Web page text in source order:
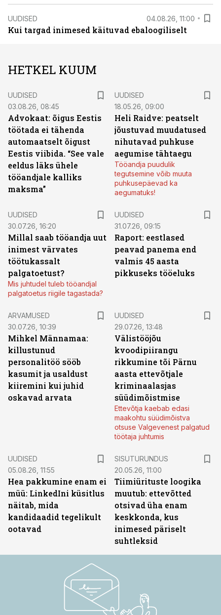
UUDISED 04.08.26, 11:00
Kui targad inimesed käituvad ebaloogiliselt
HETKEL KUUM
UUDISED
03.08.26, 08:45
Advokaat: õigus Eestis
töötada ei tähenda
automaatselt õigust
Eestis viibida. “See vale
eeldus läks ühele
tööandjale kalliks
maksma”
UUDISED
18.05.26, 09:00
Heli Raidve: peatselt
jõustuvad muudatused
nihutavad puhkuse
aegumise tähtaegu
Tööandja puudulik
tegutsemine võib muuta
puhkusepäevad ka
aegumatuks!
UUDISED
30.07.26, 16:20
Millal saab tööandja uut
inimest värvates
töötukassalt
palgatoetust?
Mis juhtudel tuleb tööandjal
palgatoetus riigile tagastada?
UUDISED
31.07.26, 09:15
Raport: eestlased
peavad panema end
valmis 45 aasta
pikkuseks tööeluks
ARVAMUSED
30.07.26, 10:39
Mihkel Männamaa:
killustunud
personalitöö sööb
kasumit ja usaldust
kiiremini kui juhid
oskavad arvata
UUDISED
29.07.26, 13:48
Välistööjõu
kvoodipiirangu
rikkumine tõi Pärnu
aasta ettevõtjale
kriminaalasjas
süüdimõistmise
Ettevõtja kaebab edasi
maakohtu süüdimõistva
otsuse Valgevenest palgatud
töötaja juhtumis
UUDISED
05.08.26, 11:55
Hea pakkumine enam ei
müü: LinkedIni küsitlus
näitab, mida
kandidaadid tegelikult
ootavad
SISUTURUNDUS
20.05.26, 11:00
Tiimiürituste loogika
muutub: ettevõtted
otsivad üha enam
keskkonda, kus
inimesed päriselt
suhtleksid